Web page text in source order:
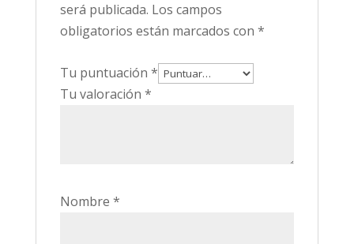
será publicada. Los campos
obligatorios están marcados con *
Tu puntuación *
Tu valoración *
Nombre *